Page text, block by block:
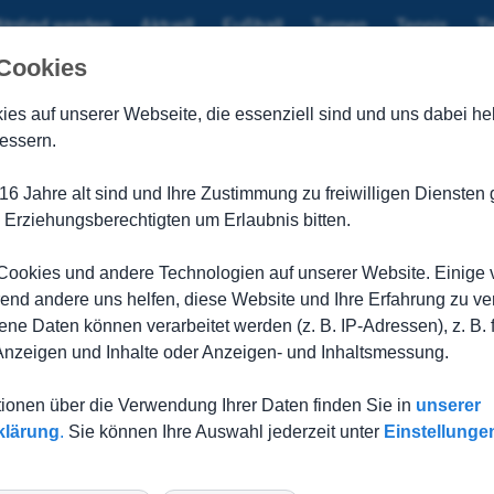
werden Aktuell Fußball Turnen Tennis
3:1
aber dafür eine spannende Partie war die Begegnung in
mit einem tollen Reflex zur Stelle. In der zweiten Hälfte
Ralf Möbius noch ein weiteres Mal entscheidend zur Stelle,
sollten.
noch in ein 3:1 und holte somit den zweiten Sieg im
auf unserer Webseite, die essenziell sind und uns dabei
Jahre alt sind und Ihre Zustimmung zu freiwilligen Diensten
um Erlaubnis bitten.
und andere Technologien auf unserer Website. Einige
andere uns helfen, diese Website und Ihre Erfahrung zu
Daten können verarbeitet werden (z. B. IP-Adressen), z. B.
und Inhalte oder Anzeigen- und Inhaltsmessung.
über die Verwendung Ihrer Daten finden Sie in unserer
. Sie können Ihre Auswahl jederzeit unter